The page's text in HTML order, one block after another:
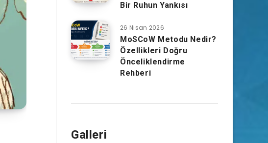
Bir Ruhun Yankısı
26 Nisan 2026
MoSCoW Metodu Nedir?
Özellikleri Doğru
Önceliklendirme
Rehberi
Galleri